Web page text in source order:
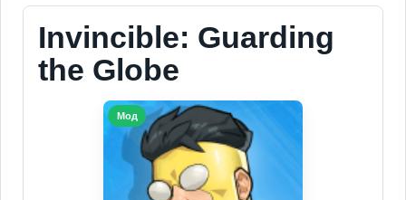
Invincible: Guarding
the Globe
Мод